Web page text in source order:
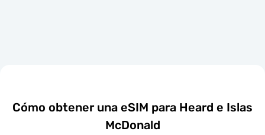
Cómo obtener una eSIM para Heard e Islas
McDonald